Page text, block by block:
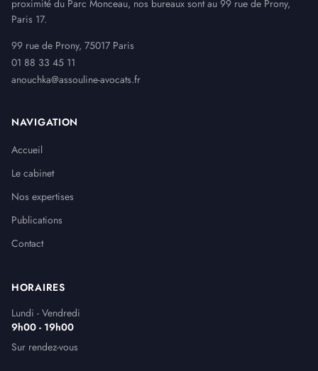
proximité du Parc Monceau, nos bureaux sont au 99 rue de Prony,
Paris 17.
99 rue de Prony, 75017 Paris
01 88 33 45 11
anouchka@assouline-avocats.fr
NAVIGATION
Accueil
Le cabinet
Nos expertises
Publications
Contact
HORAIRES
Lundi - Vendredi
9h00 - 19h00
Sur rendez-vous